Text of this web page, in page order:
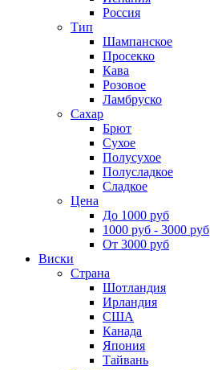
Россия
Тип
Шампанское
Просекко
Кава
Розовое
Ламбруско
Сахар
Брют
Сухое
Полусухое
Полусладкое
Сладкое
Цена
До 1000 руб
1000 руб - 3000 руб
От 3000 руб
Виски
Страна
Шотландия
Ирландия
США
Канада
Япония
Тайвань